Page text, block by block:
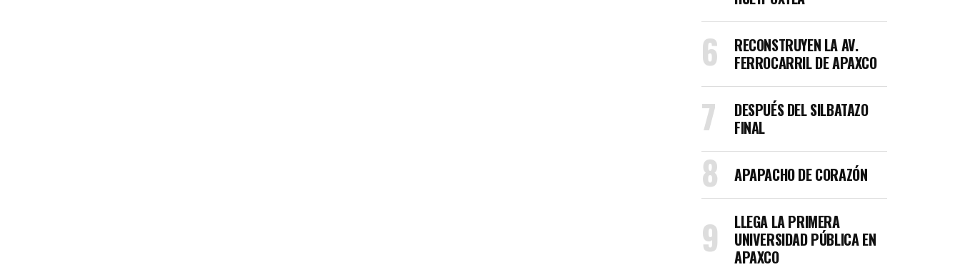
RECONSTRUYEN LA AV.
FERROCARRIL DE APAXCO
DESPUÉS DEL SILBATAZO
FINAL
APAPACHO DE CORAZÓN
LLEGA LA PRIMERA
UNIVERSIDAD PÚBLICA EN
APAXCO